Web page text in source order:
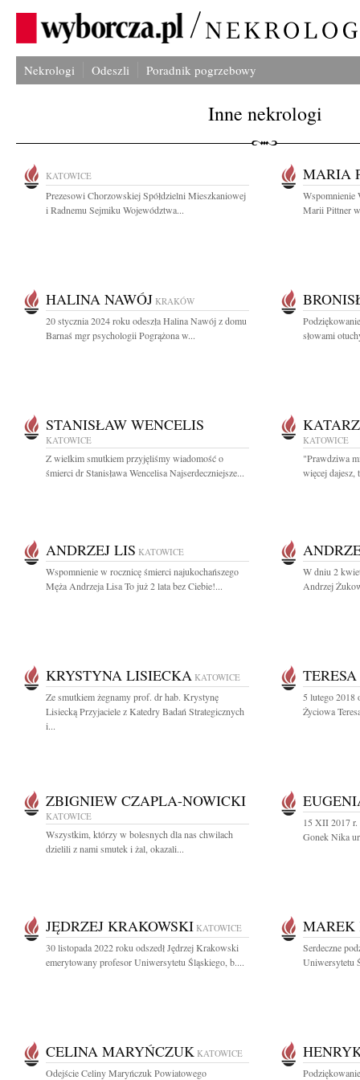
Nekrologi Odeszli Poradnik pogrzebowy
Inne nekrologi
KATOWICE
Prezesowi Chorzowskiej Spółdzielni Mieszkaniowej
i Radnemu Sejmiku Województwa...
MARIA
Wspomnienie
Marii Pittner
HALINA NAWÓJ KRAKÓW
20 stycznia 2024 roku odeszła Halina Nawój z domu
Barnaś mgr psychologii Pogrążona w...
słowami
STANISŁAW WENCELIS
KATOWICE
Z wielkim smutkiem przyjęliśmy wiadomość o
śmierci dr Stanisława Wencelisa Najserdeczniejsze...
KATOWICE
"Prawdziwa
więcej dajesz,
ANDRZEJ LIS KATOWICE
Wspomnienie w rocznicę śmierci najukochańszego
Męża Andrzeja Lisa To już 2 lata bez Ciebie!...
W dniu 2
Andrzej
KRYSTYNA LISIECKA KATOWICE
Ze smutkiem żegnamy prof. dr hab. Krystynę
Lisiecką Przyjaciele z Katedry Badań Strategicznych
i...
5 lutego 2018
Życiowa
ZBIGNIEW CZAPLA-NOWICKI
KATOWICE
Wszystkim, którzy w bolesnych dla nas chwilach
dzielili z nami smutek i żal, okazali...
15 XII 2017 r.
Gonek Nika
JĘDRZEJ KRAKOWSKI KATOWICE
30 listopada 2022 roku odszedł Jędrzej Krakowski
emerytowany profesor Uniwersytetu Śląskiego, b....
MAREK
Serdeczne
Uniwersytetu
CELINA MARYŃCZUK KATOWICE
Odejście Celiny Maryńczuk Powiatowego